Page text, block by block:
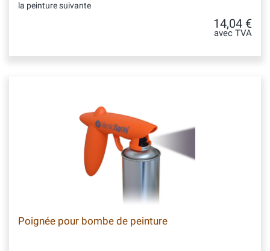
la peinture suivante
14,04 €
avec TVA
Poignée pour bombe de peinture